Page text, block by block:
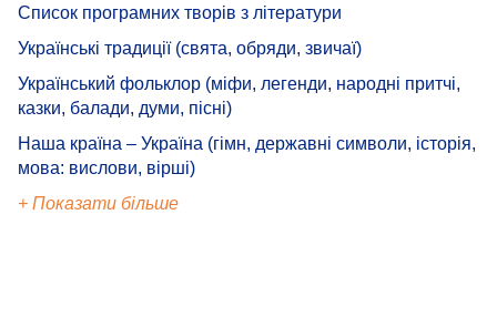
Список програмних творів з літератури
Українські традиції (свята, обряди, звичаї)
Український фольклор (міфи, легенди, народні притчі,
казки, балади, думи, пісні)
Наша країна – Україна (гімн, державні символи, історія,
мова: вислови, вірші)
+ Показати більше